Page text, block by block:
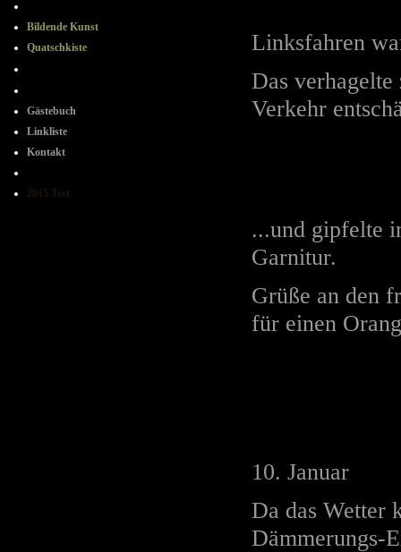
Bildende Kunst
Quatschkiste
Gästebuch
Linkliste
Kontakt
2015 Test
Linksfahren
Das
Verkehr
...und gipfelte
Garnitur.
Grüße an den
für einen
10. Januar
Da das Wetter
Dämmerungs-